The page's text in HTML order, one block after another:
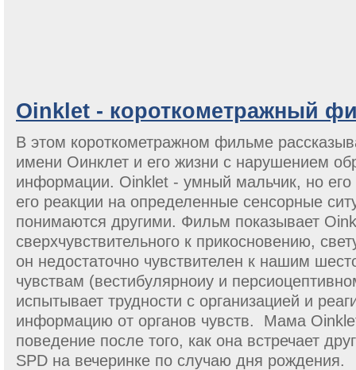
Oinklet - короткометражный
В этом короткометражном фильме
имени Оинклет и его жизни с нарушением
информации. Oinklet - умный мальчик, но
его реакции на определенные сенсорные
понимаются другими. Фильм показывает
сверхчувствительного к прикосновению,
он недостаточно чувствителен к нашим
чувствам (вестибулярноиу и
испытывает трудности с организацией и
информацию от органов чувств. Мама
поведение после того, как она встречает
SPD на вечеринке по случаю дня рождения.